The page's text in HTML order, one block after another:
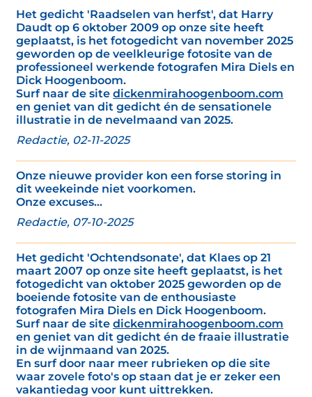
Het gedicht 'Raadselen van herfst', dat Harry
Daudt op 6 oktober 2009 op onze site heeft
geplaatst, is het fotogedicht van november 2025
geworden op de veelkleurige fotosite van de
professioneel werkende fotografen Mira Diels en
Dick Hoogenboom.
Surf naar de site dickenmirahoogenboom.com
en geniet van dit gedicht én de sensationele
illustratie in de nevelmaand van 2025.
Redactie, 02-11-2025
Onze nieuwe provider kon een forse storing in
dit weekeinde niet voorkomen.
Onze excuses...
Redactie, 07-10-2025
Het gedicht 'Ochtendsonate', dat Klaes op 21
maart 2007 op onze site heeft geplaatst, is het
fotogedicht van oktober 2025 geworden op de
boeiende fotosite van de enthousiaste
fotografen Mira Diels en Dick Hoogenboom.
Surf naar de site dickenmirahoogenboom.com
en geniet van dit gedicht én de fraaie illustratie
in de wijnmaand van 2025.
En surf door naar meer rubrieken op die site
waar zovele foto's op staan dat je er zeker een
vakantiedag voor kunt uittrekken.